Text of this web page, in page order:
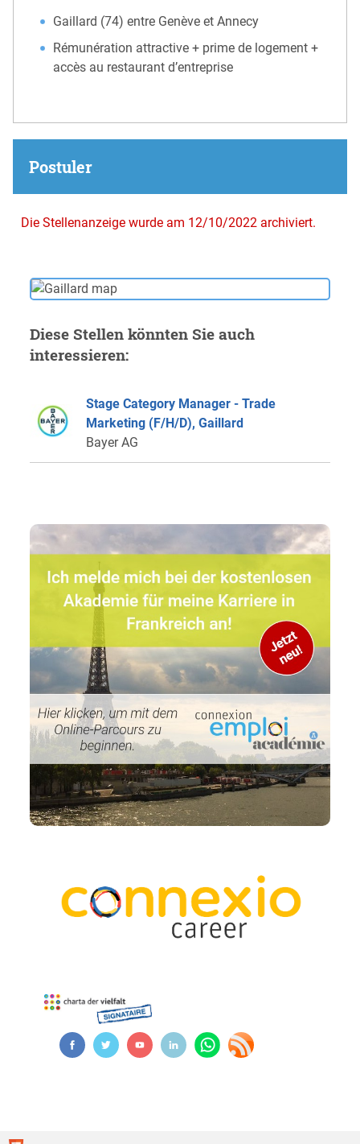
Gaillard (74) entre Genève et Annecy
Rémunération attractive + prime de logement +
accès au restaurant d’entreprise
Postuler
Die Stellenanzeige wurde am 12/10/2022 archiviert.
Diese Stellen könnten Sie auch
interessieren:
Stage Category Manager - Trade
Marketing (F/H/D), Gaillard
Bayer AG